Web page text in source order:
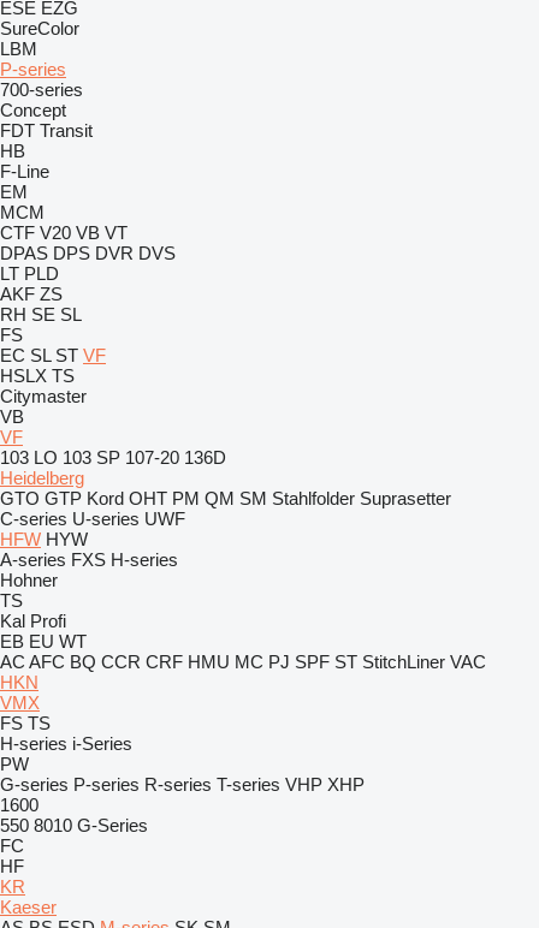
ESE EZG
SureColor
LBM
P-series
700-series
Concept
FDT Transit
HB
F-Line
EM
MCM
CTF V20 VB VT
DPAS DPS DVR DVS
LT PLD
AKF ZS
RH SE SL
FS
EC SL ST VF
HSLX TS
Citymaster
VB
VF
103 LO 103 SP 107-20 136D
Heidelberg
GTO GTP Kord OHT PM QM SM Stahlfolder Suprasetter
C-series U-series UWF
HFW HYW
A-series FXS H-series
Hohner
TS
Kal Profi
EB EU WT
AC AFC BQ CCR CRF HMU MC PJ SPF ST StitchLiner VAC
HKN
VMX
FS TS
H-series i-Series
PW
G-series P-series R-series T-series VHP XHP
1600
550 8010 G-Series
FC
HF
KR
Kaeser